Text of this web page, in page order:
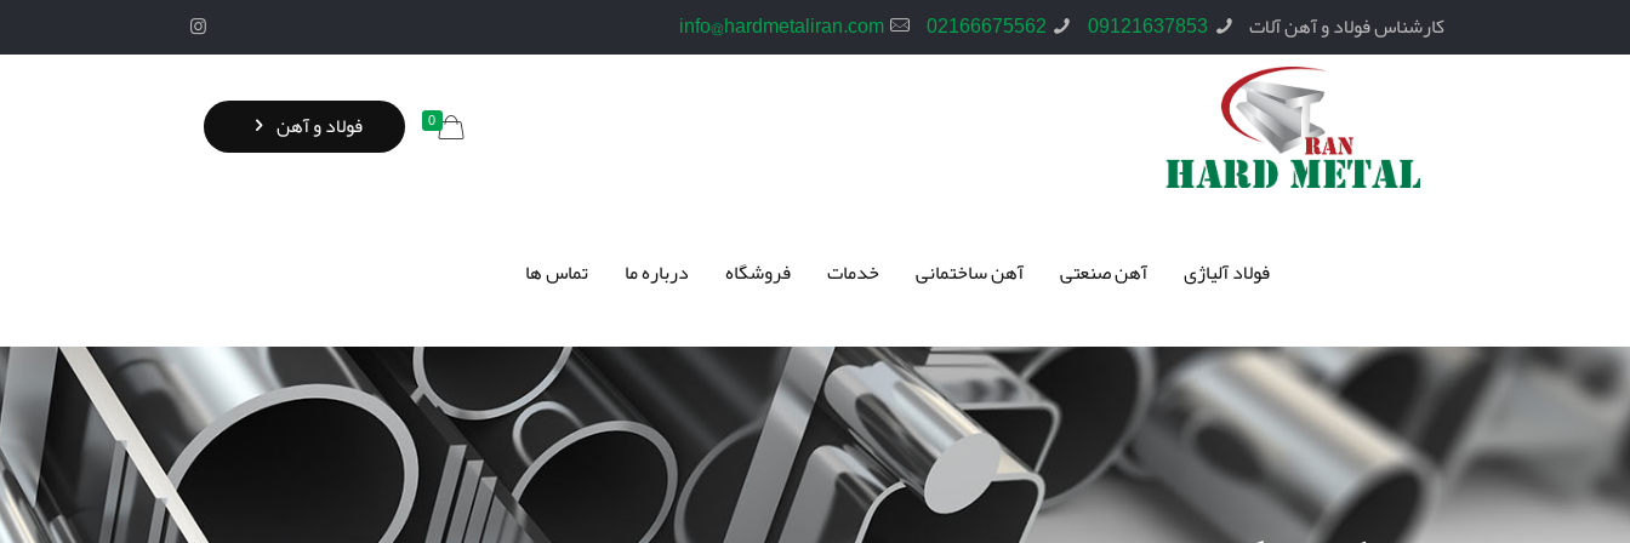
کارشناس فولاد و آهن آلات 09121637853
02166675562
info@hardmetaliran.com
فولاد آلیاژی آهن صنعتی آهن ساختمانی خدمات فروشگاه درباره ما تماس ها
0 فولاد و آهن